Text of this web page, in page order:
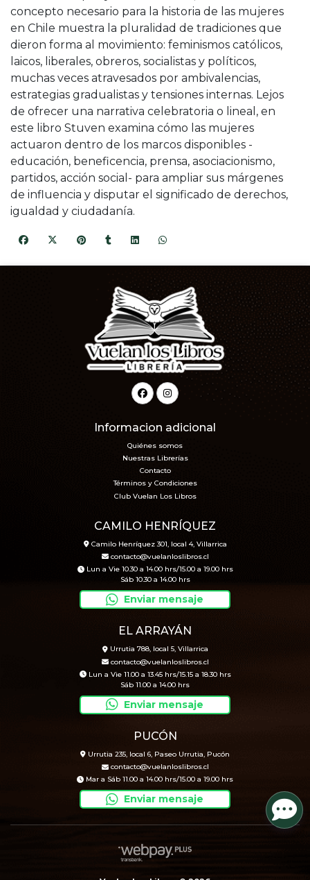
concepto necesario para la historia de las mujeres
en Chile muestra la pluralidad de tradiciones que
dieron forma al movimiento: feminismos católicos,
laicos, liberales, obreros, socialistas y políticos,
muchas veces atravesados por ambivalencias,
estrategias gradualistas y tensiones internas. Lejos
de ofrecer una narrativa celebratoria o lineal, en
este libro Stuven examina cómo las mujeres
actuaron dentro de los marcos disponibles -
educación, beneficencia, prensa, asociacionismo,
partidos, acción social- para ampliar sus márgenes
de influencia y disputar el significado de derechos,
igualdad y ciudadanía.
Informacion adicional
Quiénes somos
Nuestras Librerías
Contacto
Términos y Condiciones
Club Vuelan Los Libros
CAMILO HENRÍQUEZ
Camilo Henríquez 301, local 4, Villarrica
contacto@vuelanloslibros.cl
Lun a Vie 10.30 a 14.00 hrs/15.00 a 19.00 hrs
Sáb 10.30 a 14.00 hrs
Enviar mensaje
EL ARRAYÁN
Urrutia 788, local 5, Villarrica
contacto@vuelanloslibros.cl
Lun a Vie 11.00 a 13.45 hrs/15.15 a 18.30 hrs
Sáb 11.00 a 14.00 hrs
Enviar mensaje
PUCÓN
Urrutia 235, local 6, Paseo Urrutia, Pucón
contacto@vuelanloslibros.cl
Mar a Sáb 11.00 a 14.00 hrs/15.00 a 19.00 hrs
Enviar mensaje